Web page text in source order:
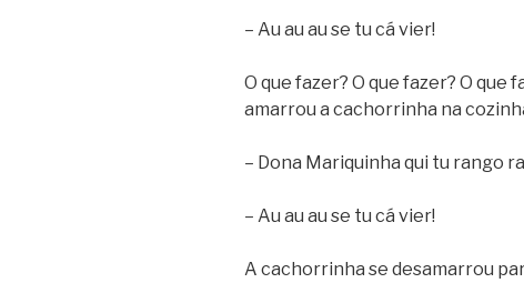
– Au au au se tu cá vier!
O que fazer? O que fazer? O que
amarrou a cachorrinha na
– Dona Mariquinha qui tu rango
– Au au au se tu cá vier!
A cachorrinha se desamarrou